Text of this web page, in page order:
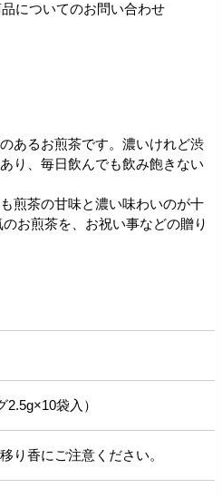
についてのお問い合わせ
あるお煎茶です。濃いけれど渋
り、毎日飲んでも飲み飽きない
煎茶の甘味と濃い味わいのが十
お煎茶を、お祝い事などの贈り
袋入）
り香にご注意ください。